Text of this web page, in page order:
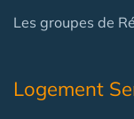
Les groupes de
Logement